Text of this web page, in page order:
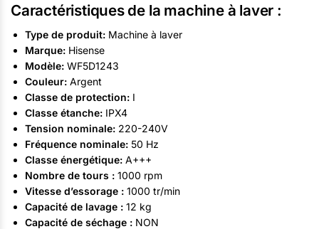
Caractéristiques de la machine à laver :
Type de produit: Machine à laver
Marque: Hisense
Modèle: WF5D1243
Couleur: Argent
Classe de protection: I
Classe étanche: IPX4
Tension nominale: 220-240V
Fréquence nominale: 50 Hz
Classe énergétique: A+++
Nombre de tours : 1000 rpm
Vitesse d’essorage : 1000 tr/min
Capacité de lavage : 12 kg
Capacité de séchage : NON